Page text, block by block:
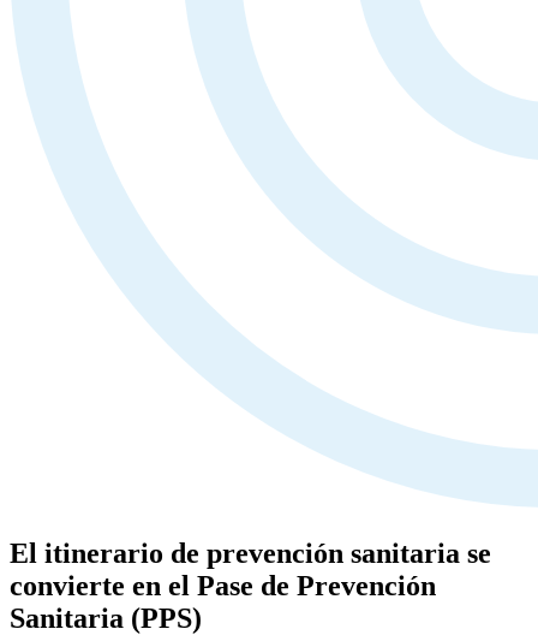
El itinerario de prevención sanitaria se
convierte en el Pase de Prevención
Sanitaria (PPS)